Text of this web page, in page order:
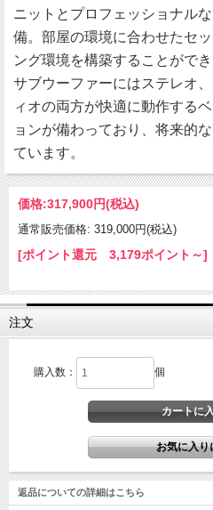
ニットとプロフェッショナル
備。部屋の環境に合わせたセ
ング環境を構築することができ
サブウーファーにはステレオ
ィオの両方が快適に動作する
ョンが備わっており、将来的
ています。
価格:317,900円(税込)
通常販売価格: 319,000円(税込)
[ポイント還元 3,179ポイント～]
注文
購入数： 個
返品についての詳細はこちら